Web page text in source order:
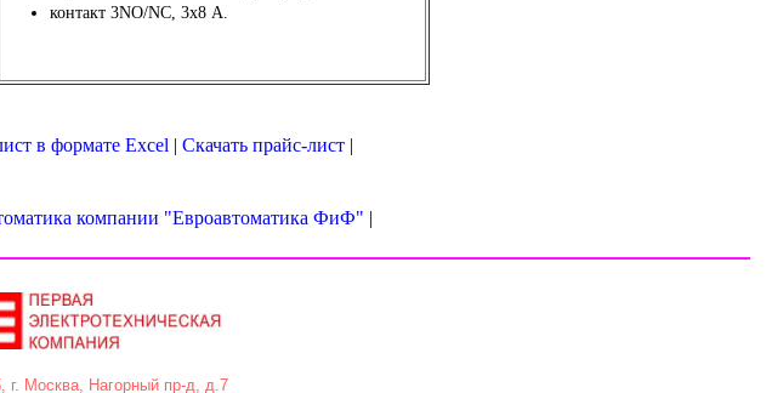
контакт 3NO/NC, 3х8 А.
в формате Excel | Скачать прайс-лист|
компании "Евроавтоматика ФиФ" |
г. Москва, Нагорный пр-д, д.7